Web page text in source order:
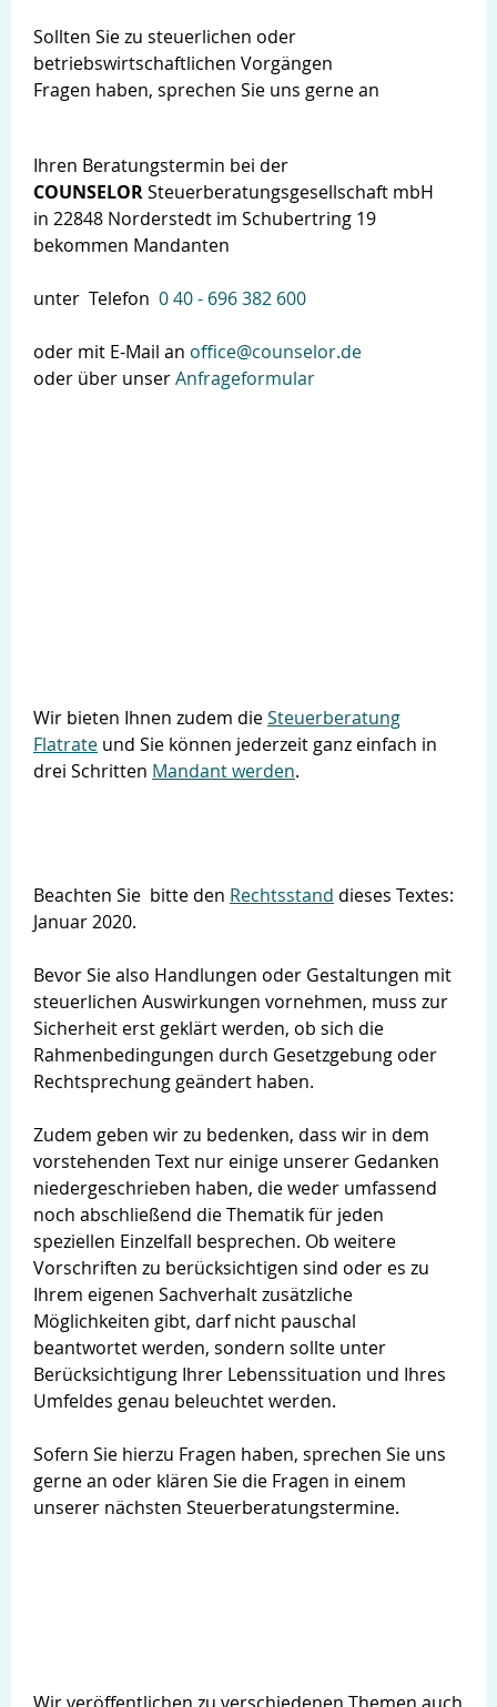
Sollten Sie zu steuerlichen oder
betriebswirtschaftlichen Vorgängen
Fragen haben, sprechen Sie uns gerne an
Ihren Beratungstermin bei der
COUNSELORSteuerberatungsgesellschaft mbH
in 22848 Norderstedt im Schubertring 19
bekommen Mandanten
unter Telefon 0 40 - 696 382 600
oder mit E-Mail an office@counselor.de
oder über unserAnfrageformular
Wir bieten Ihnen zudem dieSteuerberatung
Flatrate und Sie können jederzeit ganz einfach in
drei Schritten Mandant werden.
Beachten Sie bitte den Rechtsstand dieses Textes:
Januar 2020.
Bevor Sie also Handlungen oder Gestaltungen mit
steuerlichen Auswirkungen vornehmen, muss zur
Sicherheit erst geklärt werden, ob sich die
Rahmenbedingungen durch Gesetzgebung oder
Rechtsprechung geändert haben.
Zudem geben wir zu bedenken, dass wir in dem
vorstehenden Text nur einige unserer Gedanken
niedergeschrieben haben, die weder umfassend
noch abschließend die Thematik für jeden
speziellen Einzelfall besprechen. Ob weitere
Vorschriften zu berücksichtigen sind oder es zu
Ihrem eigenen Sachverhalt zusätzliche
Möglichkeiten gibt, darf nicht pauschal
beantwortet werden, sondern sollte unter
Berücksichtigung Ihrer Lebenssituation und Ihres
Umfeldes genau beleuchtet werden.
Sofern Sie hierzu Fragen haben, sprechen Sie uns
gerne an oder klären Sie die Fragen in einem
unserer nächsten Steuerberatungstermine.